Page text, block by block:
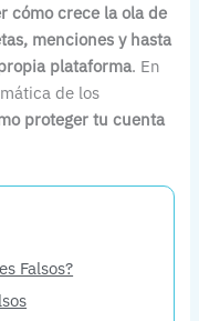
cómo crece la ola de
menciones y hasta
plataforma. En
de los
proteger tu cuenta
Falsos?